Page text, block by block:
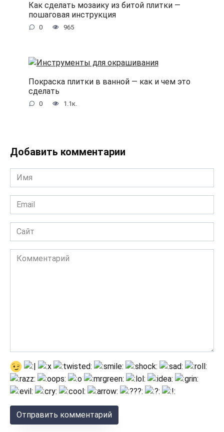
Как сделать мозаику из битой плитки —
пошаговая инструкция
0 965
Покраска плитки в ванной — как и чем это
сделать
0 1.1к.
Добавить комментарии
Имя
*
Email
*
Сайт
Комментарий